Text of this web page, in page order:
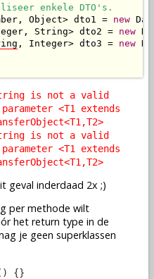
enkele DTO's.
Object> dto1 =
new
String> dto2 =
new
, Integer> dto3 = new
is not a valid
<T1 extends
is not a valid
<T1 extends
geval inderdaad 2x ;)
per methode wilt
het return type in de
je geen superklassen
{}